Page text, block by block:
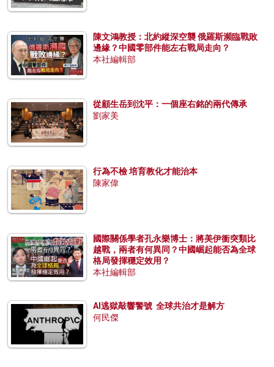
陳文鴻教授：北約縱深空襲 俄羅斯瀕臨戰敗
邊緣？中國零部件能左右戰局走向？
本社編輯部
從顧生岳到沈平：一個座右銘的兩代傳承
劉家美
行為不檢 培育教化才能治本
陳家偉
國際關係學者孔永樂博士：將美伊衝突類比
越戰，兩者有何異同？中國崛起能否為全球
格局發揮穩定效用？
本社編輯部
AI逃獄敲響警號 全球共治才是解方
何民傑